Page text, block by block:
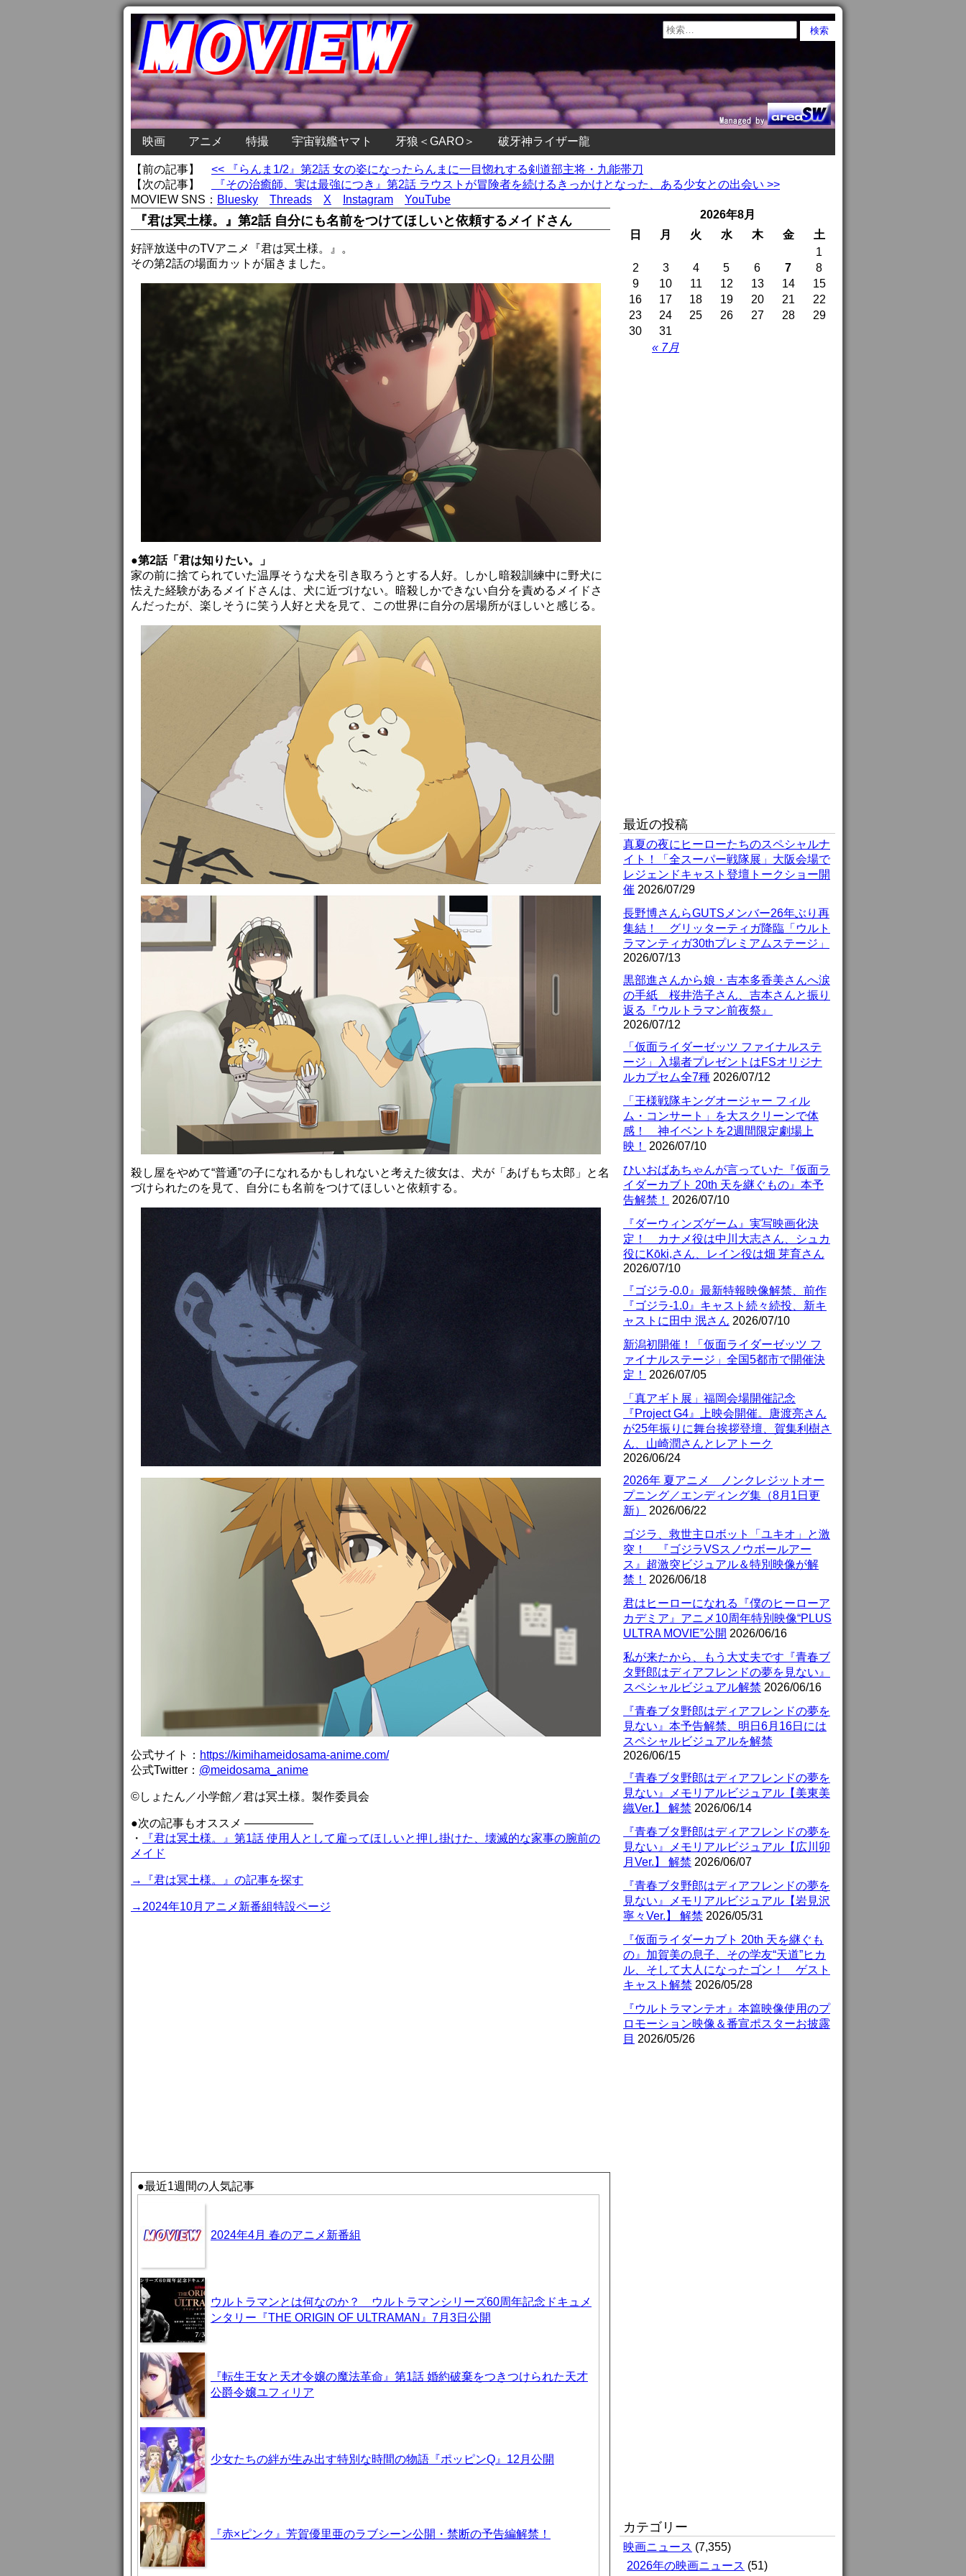
映画 アニメ 特撮 宇宙戦艦ヤマト 牙狼＜GARO＞ 破牙神ライザー龍
【前の記事】 << 『らんま1/2』第2話 女の姿になったらんまに一目惚れする剣道部主将・九能帯刀
【次の記事】
『その治癒師、実は最強につき』第2話 ラウストが冒険者を続けるきっかけとなった、ある少女との出会い >>
MOVIEW SNS： Bluesky Threads X Instagram YouTube
『君は冥土様。』第2話 自分にも名前をつけてほしいと依頼するメイドさん
好評放送中のTVアニメ『君は冥土様。』。
その第2話の場面カットが届きました。
●第2話「君は知りたい。」
家の前に捨てられていた温厚そうな犬を引き取ろうとする人好。しかし暗殺訓練中に野犬に
怯えた経験があるメイドさんは、犬に近づけない。暗殺しかできない自分を責めるメイドさ
んだったが、楽しそうに笑う人好と犬を見て、この世界に自分の居場所がほしいと感じる。
殺し屋をやめて“普通”の子になれるかもしれないと考えた彼女は、犬が「あげもち太郎」と名
づけられたのを見て、自分にも名前をつけてほしいと依頼する。
公式サイト： https://kimihameidosama-anime.com/
公式Twitter： @meidosama_anime
©しょたん／小学館／君は冥土様。製作委員会
●次の記事もオススメ ——————
・
『君は冥土様。』第1話 使用人として雇ってほしいと押し掛けた、壊滅的な家事の腕前の
メイド
→『君は冥土様。』の記事を探す
→2024年10月アニメ新番組特設ページ
●最近1週間の人気記事
2024年4月 春のアニメ新番組
ウルトラマンとは何なのか？ ウルトラマンシリーズ60周年記念ドキュメ
ンタリー『THE ORIGIN OF ULTRAMAN』7月3日公開
『転生王女と天才令嬢の魔法革命』第1話 婚約破棄をつきつけられた天才
公爵令嬢ユフィリア
少女たちの絆が生み出す特別な時間の物語『ポッピンQ』12月公開
『赤×ピンク』芳賀優里亜のラブシーン公開・禁断の予告編解禁！
2026年8月
日
月 火 水 木 金 土
« 7月
1
2
3 4 5 6 7
8
9
10 11 12 13 14
15
16
17 18 19 20 21
22
23
24 25 26 27 28
29
30
31
最近の投稿
真夏の夜にヒーローたちのスペシャルナ
イト！「全スーパー戦隊展」大阪会場で
レジェンドキャスト登壇トークショー開
催 2026/07/29
長野博さんらGUTSメンバー26年ぶり再
集結！ グリッターティガ降臨「ウルト
ラマンティガ30thプレミアムステージ」
2026/07/13
黒部進さんから娘・吉本多香美さんへ涙
の手紙 桜井浩子さん、吉本さんと振り
返る『ウルトラマン前夜祭』
2026/07/12
「仮面ライダーゼッツ ファイナルステ
ージ」入場者プレゼントはFSオリジナ
ルカプセム全7種 2026/07/12
「王様戦隊キングオージャー フィル
ム・コンサート」を大スクリーンで体
感！ 神イベントを2週間限定劇場上
映！
2026/07/10
ひいおばあちゃんが言っていた『仮面ラ
イダーカブト 20th 天を継ぐもの』本予
告解禁！
2026/07/10
『ダーウィンズゲーム』実写映画化決
定！ カナメ役は中川大志さん、シュカ
役にKōki,さん、レイン役は畑 芽育さん
2026/07/10
『ゴジラ-0.0』最新特報映像解禁、前作
『ゴジラ-1.0』キャスト続々続投、新キ
ャストに田中 泯さん 2026/07/10
新潟初開催！「仮面ライダーゼッツ フ
ァイナルステージ」全国5都市で開催決
定！
2026/07/05
「真アギト展」福岡会場開催記念
『Project G4』上映会開催。唐渡亮さん
が25年振りに舞台挨拶登壇、賀集利樹さ
ん、山崎潤さんとレアトーク
2026/06/24
2026年 夏アニメ ノンクレジットオー
プニング／エンディング集（8月1日更
新）
2026/06/22
ゴジラ、救世主ロボット「ユキオ」と激
突！ 『ゴジラVSスノウボールアー
ス』超激突ビジュアル＆特別映像が解
禁！
2026/06/18
君はヒーローになれる『僕のヒーローア
カデミア』アニメ10周年特別映像“PLUS
ULTRA MOVIE”公開 2026/06/16
私が来たから、もう大丈夫です『青春ブ
タ野郎はディアフレンドの夢を見ない』
スペシャルビジュアル解禁 2026/06/16
『青春ブタ野郎はディアフレンドの夢を
見ない』本予告解禁、明日6月16日には
スペシャルビジュアルを解禁
2026/06/15
『青春ブタ野郎はディアフレンドの夢を
見ない』メモリアルビジュアル【美東美
織Ver.】 解禁 2026/06/14
『青春ブタ野郎はディアフレンドの夢を
見ない』メモリアルビジュアル【広川卯
月Ver.】 解禁 2026/06/07
『青春ブタ野郎はディアフレンドの夢を
見ない』メモリアルビジュアル【岩見沢
寧々Ver.】 解禁 2026/05/31
『仮面ライダーカブト 20th 天を継ぐも
の』加賀美の息子、その学友“天道”ヒカ
ル、そして大人になったゴン！ ゲスト
キャスト解禁 2026/05/28
『ウルトラマンテオ』本篇映像使用のプ
ロモーション映像＆番宣ポスターお披露
目 2026/05/26
カテゴリー
映画ニュース (7,355)
2026年の映画ニュース (51)